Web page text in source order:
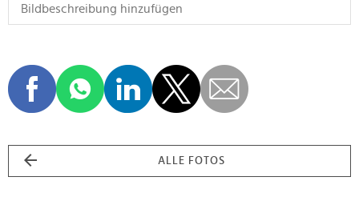
ALLE FOTOS